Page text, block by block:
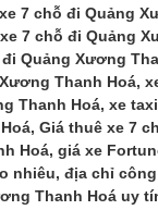
7 chỗ đi Quảng
7 chỗ đi Quảng
Quảng Xương
Thanh Hoá,
Thanh Hoá, xe
Giá thuê xe 7
Hoá, giá xe
nhiêu, địa chỉ
Thanh Hoá uy